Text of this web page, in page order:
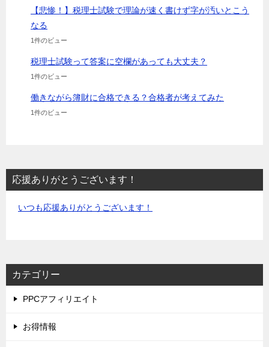
【悲惨！】税理士試験で理論が速く書けず字が汚いとこう
なる
1件のビュー
税理士試験って答案に空欄があっても大丈夫？
1件のビュー
働きながら簿財に合格できる？合格者が考えてみた
1件のビュー
応援ありがとうございます！
いつも応援ありがとうございます！
カテゴリー
PPCアフィリエイト
お得情報